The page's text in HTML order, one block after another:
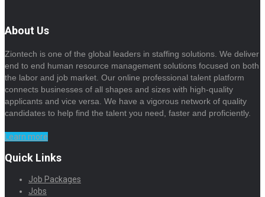
About Us
Ziontech is one of the global leaders in staffing solutions. We deliver
end to end human resource management solutions focused on both
the labor and job market. Our online professional talent platform
connects businesses of all shapes and sizes with high-quality
applicants and vice versa. We have a vigorous network of quality
candidates to help find the talent you need, faster and proficiently.
Learn more
Quick Links
Job Packages
Jobs